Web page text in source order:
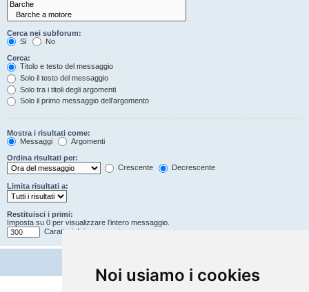
Noi usiamo i cookies
Cerca nei subforum:
Sì
No
Cerca:
Titolo e testo del messaggio
Solo il testo del messaggio
Solo tra i titoli degli argomenti
Solo il primo messaggio dell’argomento
Mostra i risultati come:
Messaggi
Argomenti
Ordina risultati per:
Crescente
Decrescente
Limita risultati a:
Restituisci i primi:
Imposta su 0 per visualizzare l’intero messaggio.
Caratteri dei messaggi